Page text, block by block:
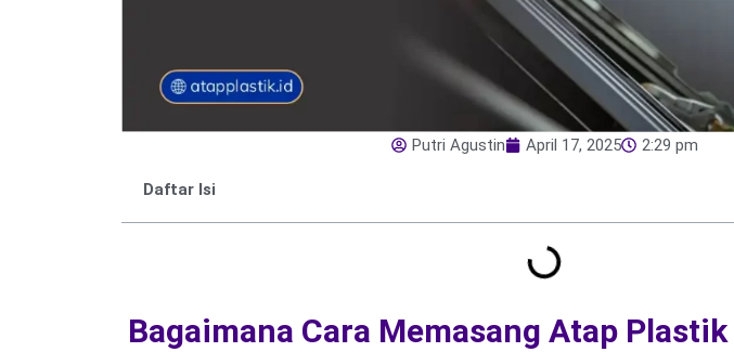
Putri Agustin April 17, 2025 2:29 pm
Daftar Isi
Bagaimana Cara Memasang Atap